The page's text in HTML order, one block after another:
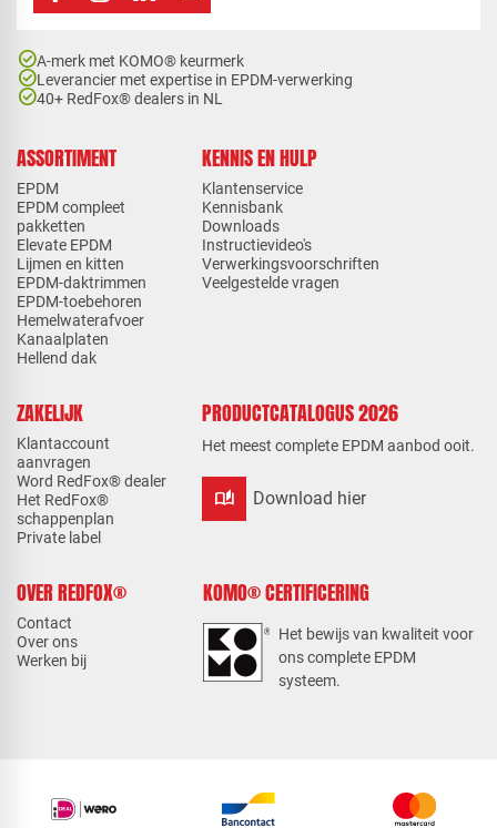
ASSORTIMENT
EPDM
EPDM compleet
pakketten
Elevate EPDM
Lijmen en kitten
EPDM-daktrimmen
EPDM-toebehoren
Hemelwaterafvoer
Kanaalplaten
Hellend dak
KENNIS EN HULP
Klantenservice
Kennisbank
Downloads
Instructievideo's
Verwerkingsvoorschriften
Veelgestelde vragen
ZAKELIJK
Klantaccount
aanvragen
Word RedFox® dealer
Het RedFox®
schappenplan
Private label
PRODUCTCATALOGUS 2026
Het meest complete EPDM aanbod ooit.
auto_stories Download hier
OVER REDFOX®
Contact
Over ons
Werken bij
KOMO® CERTIFICERING
Het bewijs van kwaliteit voor
ons complete EPDM
systeem.
check_circleA-merk met KOMO® keurmerk
check_circleLeverancier met expertise in EPDM-verwerking
check_circle40+ RedFox® dealers in NL